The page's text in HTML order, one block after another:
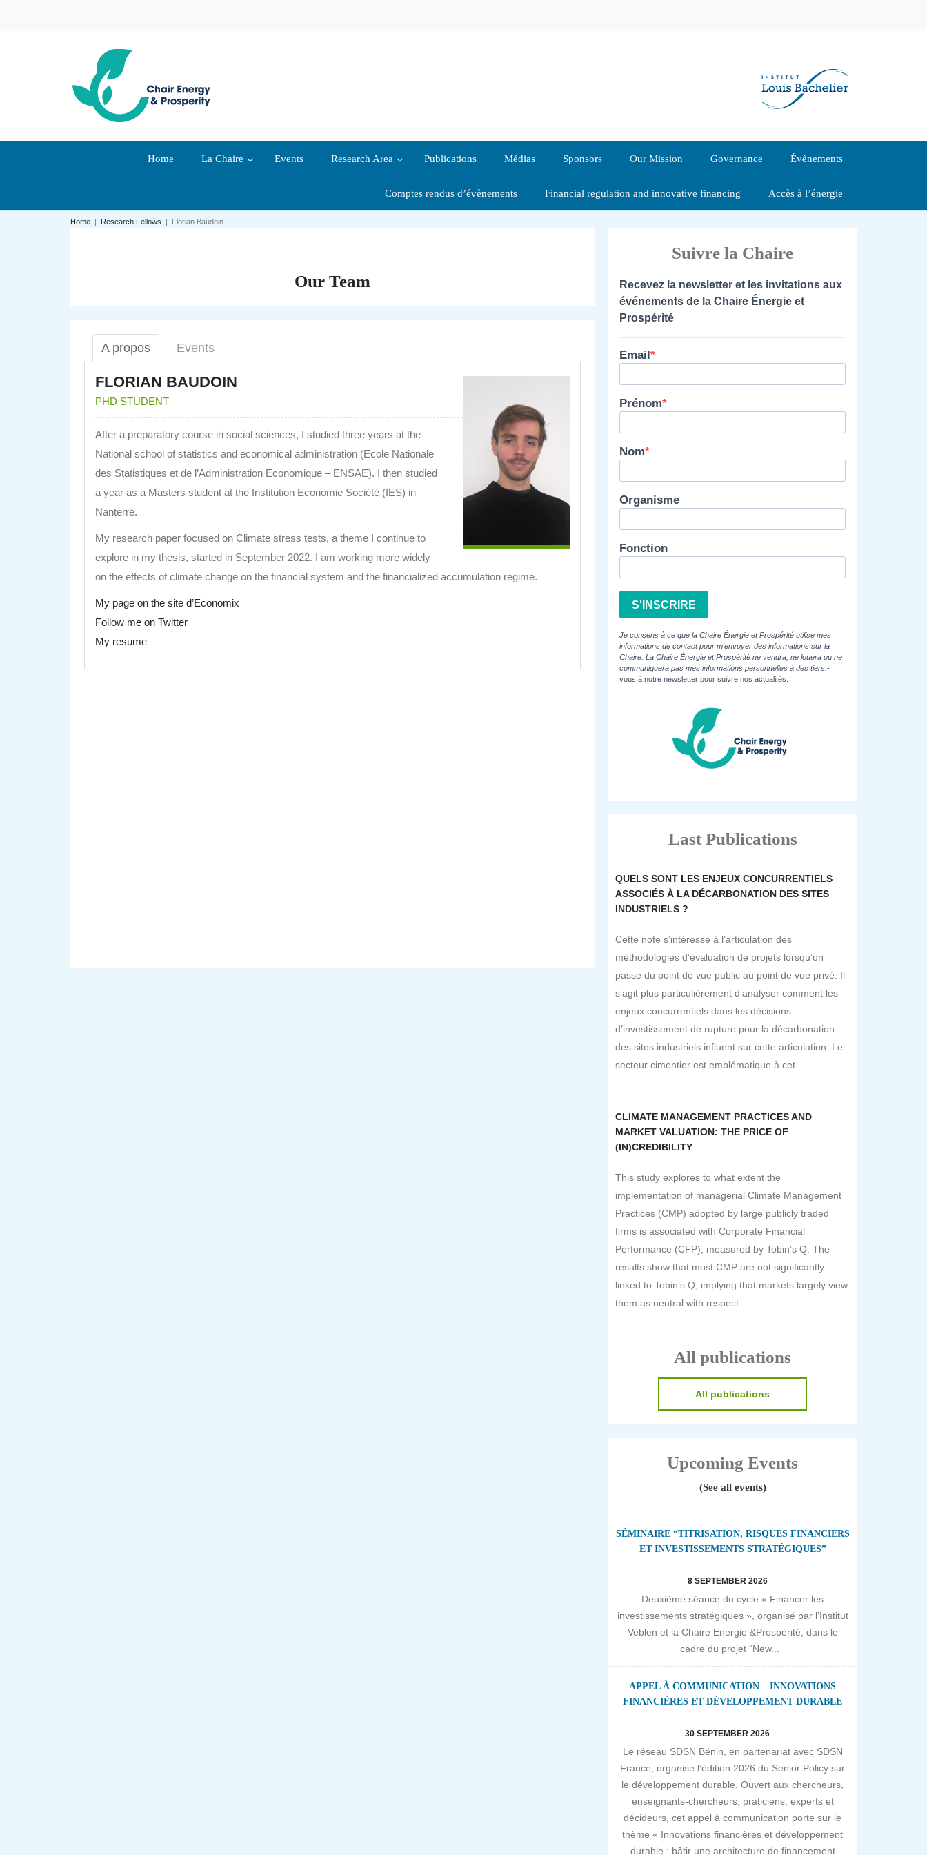
Home La Chaire Events Research Area Publications Médias Sponsors Our Mission Governance Évènements
Comptes rendus d’évènements Financial regulation and innovative financing Accès à l’énergie
Home | Research Fellows | Florian Baudoin
Our Team
A propos Events
FLORIAN BAUDOIN
PHD STUDENT
After a preparatory course in social sciences, I studied three years at the
National school of statistics and economical administration (Ecole Nationale
des Statistiques et de l’Administration Economique – ENSAE). I then studied
a year as a Masters student at the Institution Economie Société (IES) in
Nanterre.
My research paper focused on Climate stress tests, a theme I continue to
explore in my thesis, started in September 2022. I am working more widely
on the effects of climate change on the financial system and the financialized accumulation regime.
My page on the site d’Economix
Follow me on Twitter
My resume
Suivre la Chaire
Recevez la newsletter et les invitations aux
événements de la Chaire Énergie et
Prospérité
Email
Prénom
Nom
Organisme
Fonction
S'INSCRIRE
Je consens à ce que la Chaire Énergie et Prospérité utilise mes
informations de contact pour m'envoyer des informations sur la
Chaire. La Chaire Énergie et Prospérité ne vendra, ne louera ou ne
communiquera pas mes informations personnelles à des tiers. -
vous à notre newsletter pour suivre nos actualités.
Last Publications
QUELS SONT LES ENJEUX CONCURRENTIELS
ASSOCIÉS À LA DÉCARBONATION DES SITES
INDUSTRIELS ?
Cette note s’intéresse à l’articulation des
méthodologies d’évaluation de projets lorsqu’on
passe du point de vue public au point de vue privé. Il
s’agit plus particulièrement d’analyser comment les
enjeux concurrentiels dans les décisions
d’investissement de rupture pour la décarbonation
des sites industriels influent sur cette articulation. Le
secteur cimentier est emblématique à cet...
CLIMATE MANAGEMENT PRACTICES AND
MARKET VALUATION: THE PRICE OF
(IN)CREDIBILITY
This study explores to what extent the
implementation of managerial Climate Management
Practices (CMP) adopted by large publicly traded
firms is associated with Corporate Financial
Performance (CFP), measured by Tobin’s Q. The
results show that most CMP are not significantly
linked to Tobin’s Q, implying that markets largely view
them as neutral with respect...
All publications
All publications
Upcoming Events
(See all events)
SÉMINAIRE “TITRISATION, RISQUES FINANCIERS
ET INVESTISSEMENTS STRATÉGIQUES”
8 SEPTEMBER 2026
Deuxième séance du cycle « Financer les
investissements stratégiques », organisé par l’Institut
Veblen et la Chaire Energie &Prospérité, dans le
cadre du projet “New...
APPEL À COMMUNICATION – INNOVATIONS
FINANCIÈRES ET DÉVELOPPEMENT DURABLE
30 SEPTEMBER 2026
Le réseau SDSN Bénin, en partenariat avec SDSN
France, organise l’édition 2026 du Senior Policy sur
le développement durable. Ouvert aux chercheurs,
enseignants-chercheurs, praticiens, experts et
décideurs, cet appel à communication porte sur le
thème « Innovations financières et développement
durable : bâtir une architecture de financement